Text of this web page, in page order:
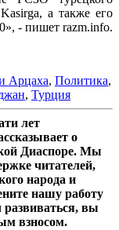
а также его
- пишет razm.info.
Арцаха, Политика,
, Турция
лет
о
Диаспоре. Мы
читателей,
народа и
нашу работу
вы
взносом.